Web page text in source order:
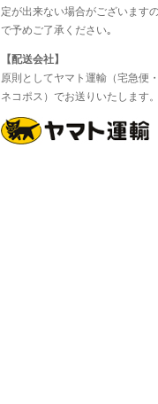
定が出来ない場合がございます
で予めご了承ください｡
【配送会社】
原則としてヤマト運輸（宅急便
ネコポス）でお送りいたします